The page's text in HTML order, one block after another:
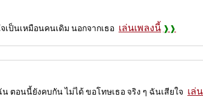
เป็นเหมือนคนเดิม นอกจากเธอ เล่นเพลงนี้
ตอนนี้ยังคบกัน ไม่ได้ ขอโทษเธอ จริง ๆ ฉันเสียใจ เล่